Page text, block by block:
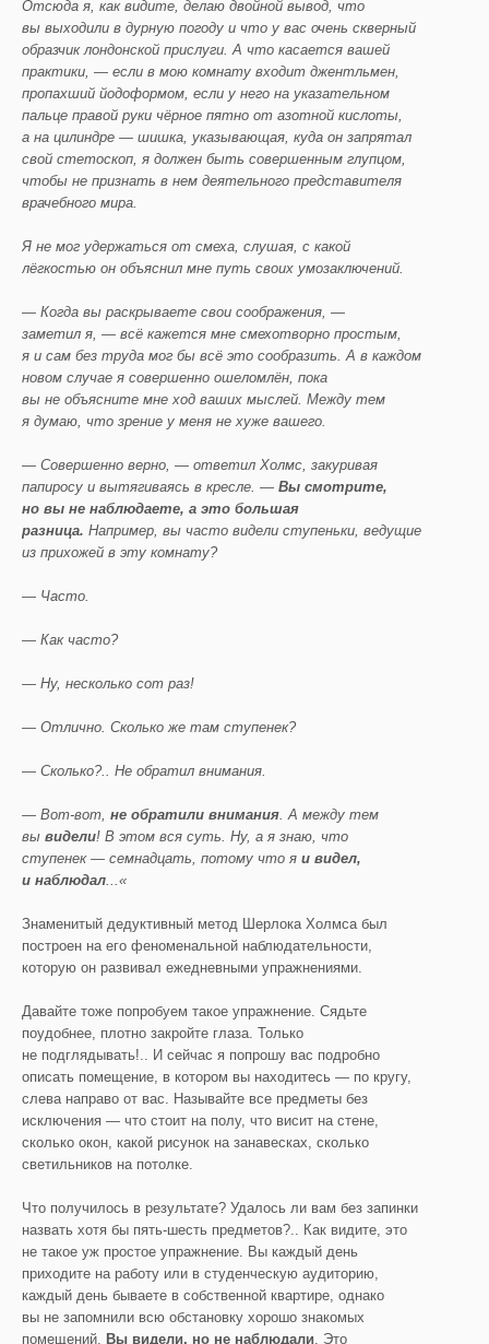
Отсюда я, как видите, делаю двойной вывод, что
вы выходили в дурную погоду и что у вас очень скверный
образчик лондонской прислуги. А что касается вашей
практики, — если в мою комнату входит джентльмен,
пропахший йодоформом, если у него на указательном
пальце правой руки чёрное пятно от азотной кислоты,
а на цилиндре — шишка, указывающая, куда он запрятал
свой стетоскоп, я должен быть совершенным глупцом,
чтобы не признать в нем деятельного представителя
врачебного мира.
Я не мог удержаться от смеха, слушая, с какой
лёгкостью он объяснил мне путь своих умозаключений.
— Когда вы раскрываете свои соображения, —
заметил я, — всё кажется мне смехотворно простым,
я и сам без труда мог бы всё это сообразить. А в каждом
новом случае я совершенно ошеломлён, пока
вы не объясните мне ход ваших мыслей. Между тем
я думаю, что зрение у меня не хуже вашего.
— Совершенно верно, — ответил Холмс, закуривая
папиросу и вытягиваясь в кресле. — Вы смотрите,
но вы не наблюдаете, а это большая
разница. Например, вы часто видели ступеньки, ведущие
из прихожей в эту комнату?
— Часто.
— Как часто?
— Ну, несколько сот раз!
— Отлично. Сколько же там ступенек?
— Сколько?.. Не обратил внимания.
— Вот-вот, не обратили внимания. А между тем
вы видели! В этом вся суть. Ну, а я знаю, что
ступенек — семнадцать, потому что я и видел,
и наблюдал...«
Знаменитый дедуктивный метод Шерлока Холмса был
построен на его феноменальной наблюдательности,
которую он развивал ежедневными упражнениями.
Давайте тоже попробуем такое упражнение. Сядьте
поудобнее, плотно закройте глаза. Только
не подглядывать!.. И сейчас я попрошу вас подробно
описать помещение, в котором вы находитесь — по кругу,
слева направо от вас. Называйте все предметы без
исключения — что стоит на полу, что висит на стене,
сколько окон, какой рисунок на занавесках, сколько
светильников на потолке.
Что получилось в результате? Удалось ли вам без запинки
назвать хотя бы пять-шесть предметов?.. Как видите, это
не такое уж простое упражнение. Вы каждый день
приходите на работу или в студенческую аудиторию,
каждый день бываете в собственной квартире, однако
вы не запомнили всю обстановку хорошо знакомых
помещений. Вы видели, но не наблюдали. Это